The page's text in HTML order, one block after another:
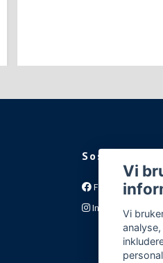
Sosiale
Facebook
Instagram
Vi
Vi